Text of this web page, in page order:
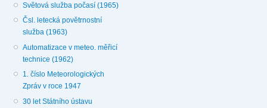
Světová služba počasí (1965)
Čsl. letecká povětrnostní
služba (1963)
Automatizace v meteo. měřicí
technice (1962)
1. číslo Meteorologických
Zpráv v roce 1947
30 let Státního ústavu